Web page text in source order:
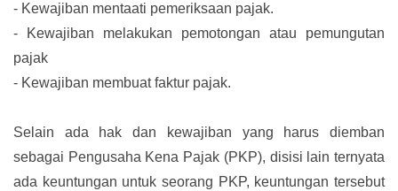
- Kewajiban mentaati pemeriksaan pajak.
-
Kewajiban melakukan pemotongan atau pemungutan
pajak
- Kewajiban membuat faktur pajak.
Selain ada hak dan kewajiban yang harus diemban
sebagai Pengusaha Kena Pajak (PKP), disisi lain ternyata
ada keuntungan untuk seorang PKP, keuntungan tersebut